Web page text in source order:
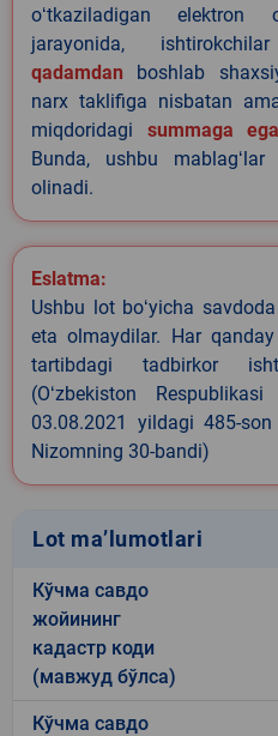
oʻtkaziladigan elektron
jarayonida,
qadamdan boshlab
narx taklifiga nisbatan
miqdoridagi summaga
Bunda, ushbu
olinadi.
Eslatma:
Ushbu lot boʻyicha
eta olmaydilar. Har
tartibdagi tadbirkor
(Oʻzbekiston
03.08.2021 yildagi 485-
Nizomning 30-bandi)
Lot ma’lumotlari
Кўчма савдо
жойининг
кадастр коди
(мавжуд бўлса)
Кўчма савдо